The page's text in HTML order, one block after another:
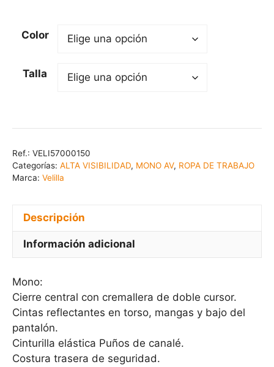
Color
Talla
Ref.: VELI57000150
Categorías: ALTA VISIBILIDAD, MONO AV, ROPA DE TRABAJO
Marca: Velilla
Descripción
Información adicional
Mono:
Cierre central con cremallera de doble cursor.
Cintas reflectantes en torso, mangas y bajo del
pantalón.
Cinturilla elástica Puños de canalé.
Costura trasera de seguridad.